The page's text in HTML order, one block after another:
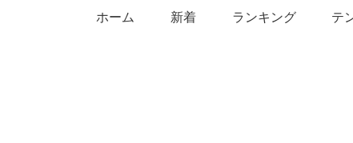
ホーム 新着 ランキング テ